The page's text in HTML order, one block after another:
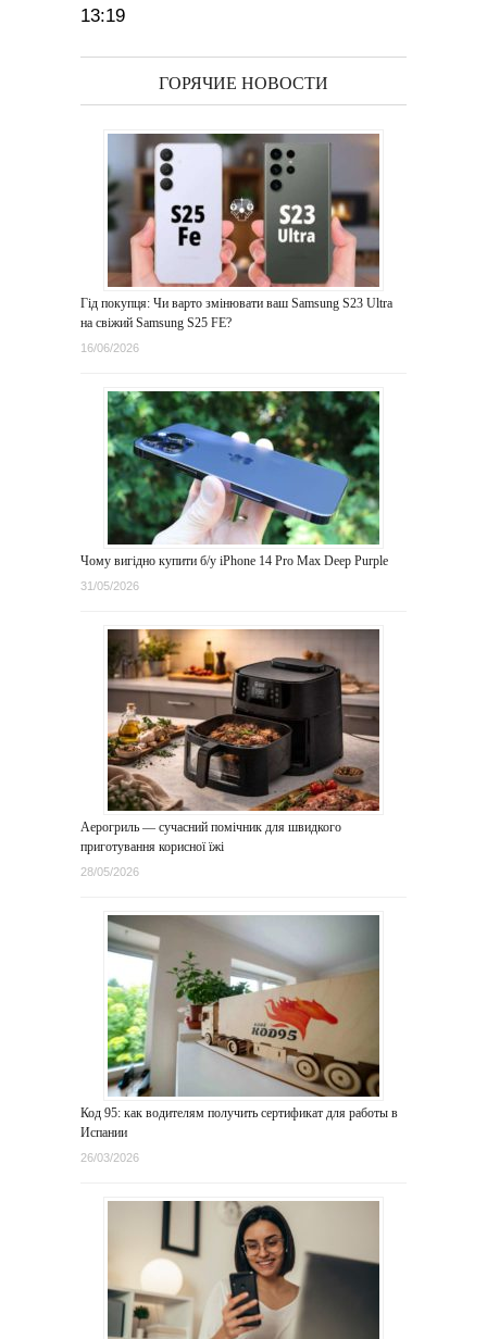
13:19
ГОРЯЧИЕ НОВОСТИ
Гід покупця: Чи варто змінювати ваш Samsung S23 Ultra
на свіжий Samsung S25 FE?
16/06/2026
Чому вигідно купити б/у iPhone 14 Pro Max Deep Purple
31/05/2026
Аерогриль — сучасний помічник для швидкого
приготування корисної їжі
28/05/2026
Код 95: как водителям получить сертификат для работы в
Испании
26/03/2026